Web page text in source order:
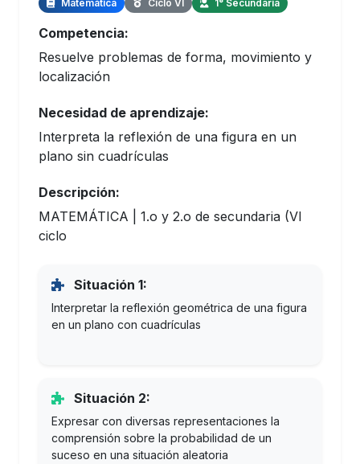
Matemática Ciclo VI 1° Secundaria
Competencia:
Resuelve problemas de forma, movimiento y
localización
Necesidad de aprendizaje:
Interpreta la reflexión de una figura en un
plano sin cuadrículas
Descripción:
MATEMÁTICA | 1.o y 2.o de secundaria (VI
ciclo
Situación 1:
Interpretar la reflexión geométrica de una figura
en un plano con cuadrículas
Situación 2:
Expresar con diversas representaciones la
comprensión sobre la probabilidad de un
suceso en una situación aleatoria